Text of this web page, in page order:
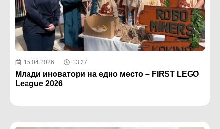
15.04.2026 13:27
Млади иноватори на едно место – FIRST LEGO
League 2026